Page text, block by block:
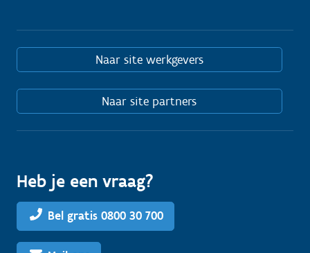
Naar site werkgevers
Naar site partners
Heb je een vraag?
Bel gratis 0800 30 700